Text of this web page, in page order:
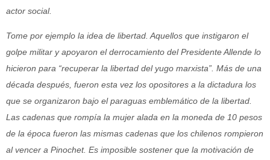
actor social.
Tome por ejemplo la idea de libertad. Aquellos que instigaron el
golpe militar y apoyaron el derrocamiento del Presidente Allende lo
hicieron para “recuperar la libertad del yugo marxista”. Más de una
década después, fueron esta vez los opositores a la dictadura los
que se organizaron bajo el paraguas emblemático de la libertad.
Las cadenas que rompía la mujer alada en la moneda de 10 pesos
de la época fueron las mismas cadenas que los chilenos rompieron
al vencer a Pinochet. Es imposible sostener que la motivación de